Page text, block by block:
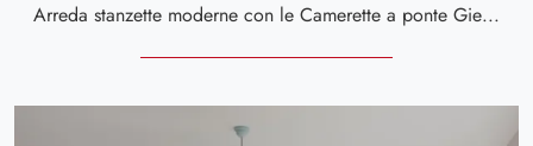
Arreda stanzette moderne con le Camerette a ponte Giessegi! Il modello Top CM 315 in laccato opaco è per ragazzi.